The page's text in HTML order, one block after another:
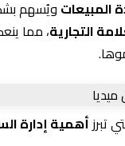
المبيعات ويُسهم
التجارية، مما
تبرزأهمية إدارة